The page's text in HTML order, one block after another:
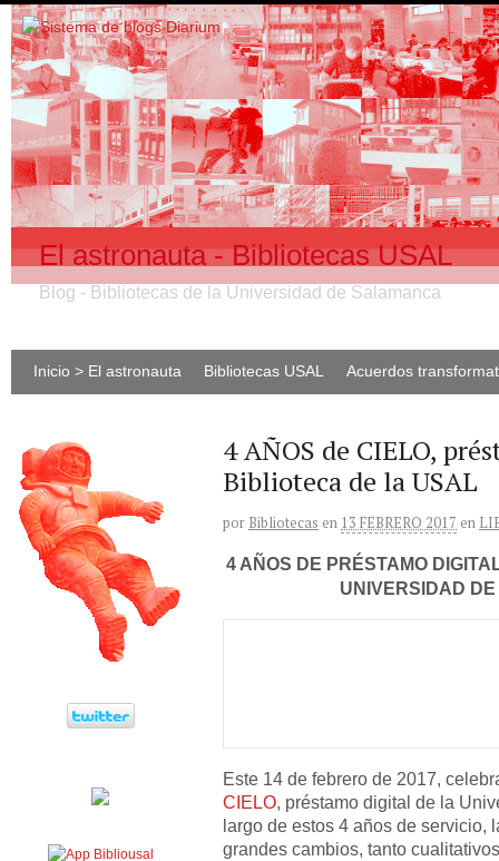
El astronauta - Bibliotecas USAL
Blog - Bibliotecas de la Universidad de Salamanca
Inicio > El astronauta Bibliotecas USAL Acuerdos
4 AÑOS de CIELO,
Biblioteca de la USAL
por Bibliotecas en 13 FEBRERO 2017 en
4 AÑOS DE PRÉSTAMO
UNIVERSIDAD
Este 14 de febrero de 2017,
CIELO, préstamo digital de la
largo de estos 4 años de servicio,
grandes cambios, tanto